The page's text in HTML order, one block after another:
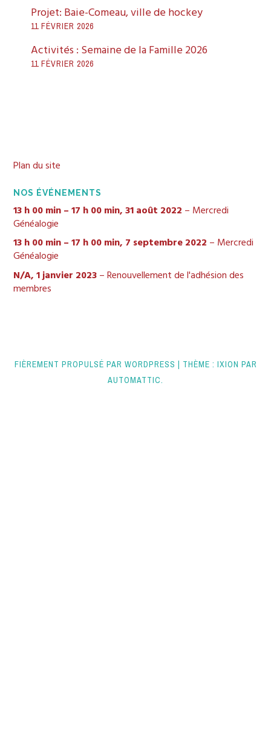
Projet: Baie-Comeau, ville de hockey
11 FÉVRIER 2026
Activités : Semaine de la Famille 2026
11 FÉVRIER 2026
Plan du site
NOS ÉVÉNEMENTS
13 h 00 min– 17 h 00 min,31 août 2022 – Mercredi
Généalogie
13 h 00 min– 17 h 00 min, 7 septembre 2022 – Mercredi
Généalogie
N/A,1 janvier 2023–Renouvellement de l'adhésion des
membres
FIÈREMENT PROPULSÉ PAR WORDPRESS | THÈME : IXION PAR
AUTOMATTIC.